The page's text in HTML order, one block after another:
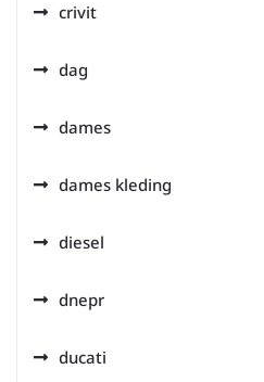
crivit
dag
dames
dames kleding
diesel
dnepr
ducati